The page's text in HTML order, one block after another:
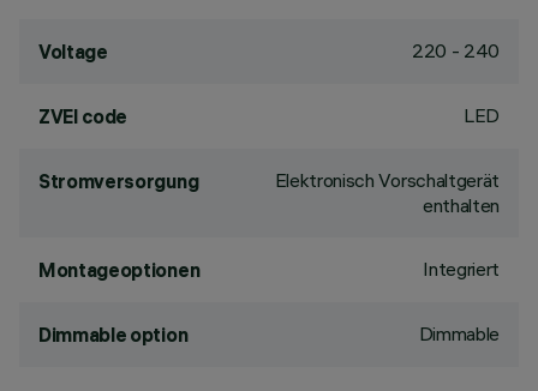
Voltage 220 - 240
ZVEI code LED
Stromversorgung
Elektronisch Vorschaltgerät
enthalten
Montageoptionen Integriert
Dimmable option Dimmable